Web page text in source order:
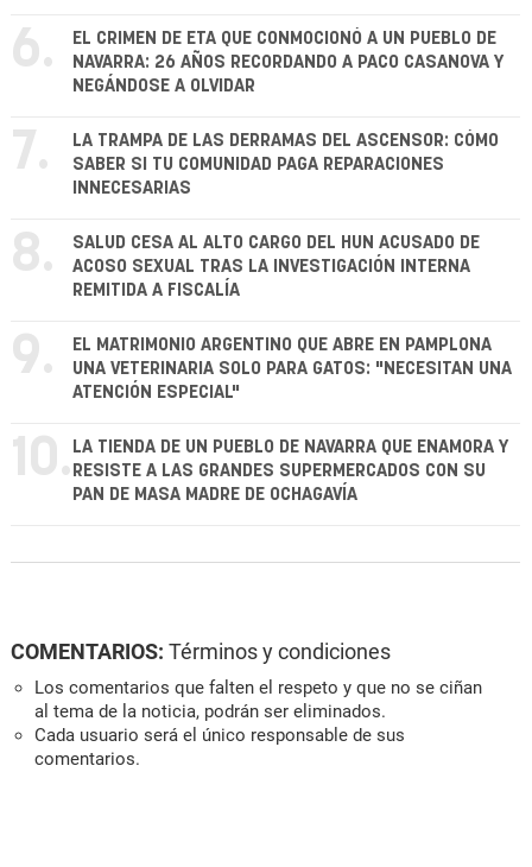
6.
EL CRIMEN DE ETA QUE CONMOCIONÓ A UN PUEBLO DE
NAVARRA: 26 AÑOS RECORDANDO A PACO CASANOVA Y
NEGÁNDOSE A OLVIDAR
7.
LA TRAMPA DE LAS DERRAMAS DEL ASCENSOR: CÓMO
SABER SI TU COMUNIDAD PAGA REPARACIONES
INNECESARIAS
8.
SALUD CESA AL ALTO CARGO DEL HUN ACUSADO DE
ACOSO SEXUAL TRAS LA INVESTIGACIÓN INTERNA
REMITIDA A FISCALÍA
9.
EL MATRIMONIO ARGENTINO QUE ABRE EN PAMPLONA
UNA VETERINARIA SOLO PARA GATOS: "NECESITAN UNA
ATENCIÓN ESPECIAL"
10. LA TIENDA DE UN PUEBLO DE NAVARRA QUE ENAMORA Y
RESISTE A LAS GRANDES SUPERMERCADOS CON SU
PAN DE MASA MADRE DE OCHAGAVÍA
COMENTARIOS: Términos y condiciones
Los comentarios que falten el respeto y que no se ciñan
al tema de la noticia, podrán ser eliminados.
Cada usuario será el único responsable de sus
comentarios.